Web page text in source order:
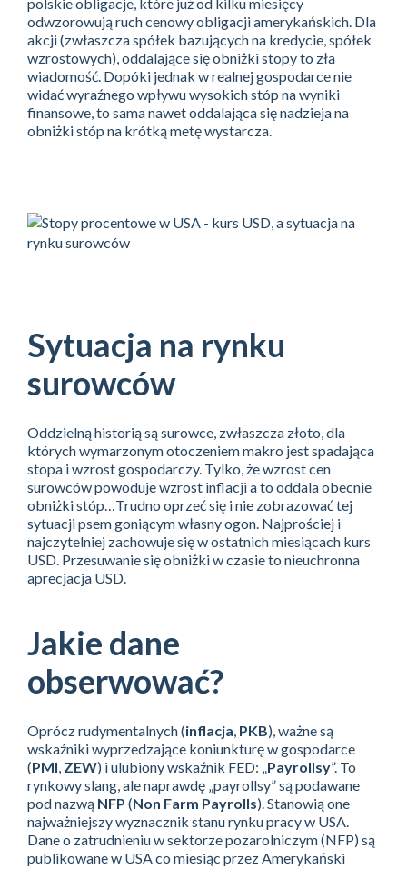
odwzorowują ruch cenowy obligacji amerykańskich. Dla
akcji (zwłaszcza spółek bazujących na kredycie, spółek
wzrostowych), oddalające się obniżki stopy to zła
wiadomość. Dopóki jednak w realnej gospodarce nie
widać wyraźnego wpływu wysokich stóp na wyniki
finansowe, to sama nawet oddalająca się nadzieja na
obniżki stóp na krótką metę wystarcza.
Sytuacja na rynku
surowców
Oddzielną historią są surowce, zwłaszcza złoto, dla
których wymarzonym otoczeniem makro jest spadająca
stopa i wzrost gospodarczy. Tylko, że wzrost cen
surowców powoduje wzrost inflacji a to oddala obecnie
obniżki stóp…Trudno oprzeć się i nie zobrazować tej
sytuacji psem goniącym własny ogon. Najprościej i
najczytelniej zachowuje się w ostatnich miesiącach kurs
USD. Przesuwanie się obniżki w czasie to nieuchronna
aprecjacja USD.
Jakie dane
obserwować?
Oprócz rudymentalnych (inflacja, PKB), ważne są
wskaźniki wyprzedzające koniunkturę w gospodarce
(PMI, ZEW) i ulubiony wskaźnik FED: „Payrollsy”. To
rynkowy slang, ale naprawdę „payrollsy” są podawane
pod nazwą NFP (Non Farm Payrolls). Stanowią one
najważniejszy wyznacznik stanu rynku pracy w USA.
Dane o zatrudnieniu w sektorze pozarolniczym (NFP) są
publikowane w USA co miesiąc przez Amerykański